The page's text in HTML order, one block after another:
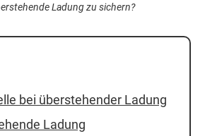
Ladung zu sichern?
bei überstehender Ladung
Ladung